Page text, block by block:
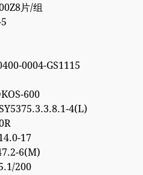
片/组
0004-GS1115
600
4(L)
17
6(M)
200